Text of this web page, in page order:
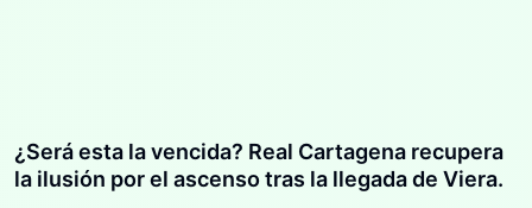
¿Será esta la vencida? Real Cartagena recupera
la ilusión por el ascenso tras la llegada de Viera.